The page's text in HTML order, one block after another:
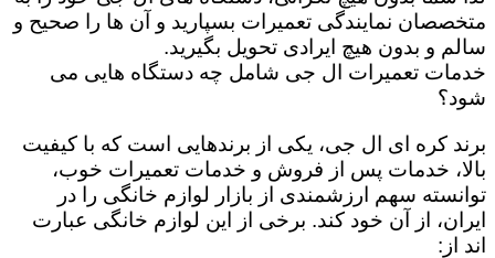
متخصصان نمایندگی تعمیرات بسپارید و آن ها را صحیح و
سالم و بدون هیچ ایرادی تحویل بگیرید.
خدمات تعمیرات ال جی شامل چه دستگاه هایی می
شود؟
برند کره ای ال جی، یکی از برندهایی است که با کیفیت
بالا، خدمات پس از فروش و خدمات تعمیرات خوب،
توانسته سهم ارزشمندی از بازار لوازم خانگی را در
ایران، از آن خود کند. برخی از این لوازم خانگی عبارت
اند از: